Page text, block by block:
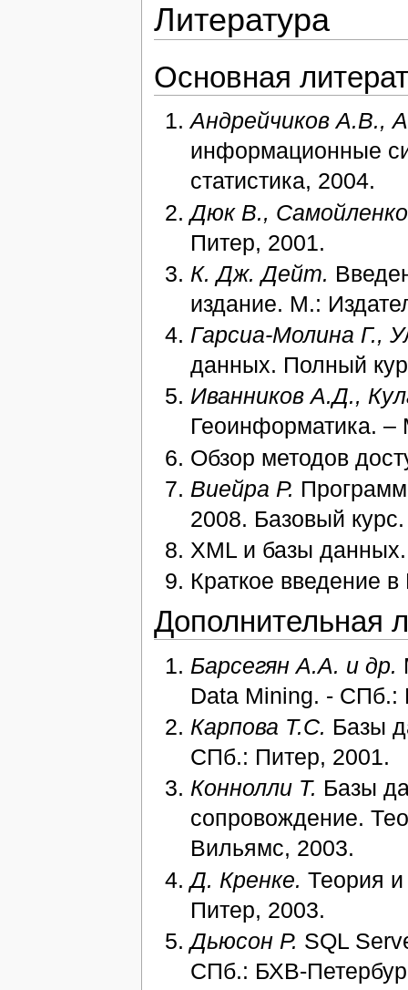
Литература
Основная
Андрейчиков А.В.,
информационные
статистика, 2004.
Дюк В.,
Питер, 2001.
К. Дж. Дейт.
издание. М.:
Гарсиа-Молина Г.,
данных. Полный
Иванников А.Д.,
Геоинформатика.
Обзор методов
Виейра Р.
2008. Базовый
XML и базы
Краткое введение
Дополнительная
Барсегян А.А. и др.
Data Mining. - СПб.:
Карпова Т.С. Базы
СПб.: Питер, 2001.
Коннолли Т. Базы
сопровождение.
Вильямс, 2003.
Д. Кренке. Теория
Питер, 2003.
Дьюсон Р. SQL
СПб.: БХВ-